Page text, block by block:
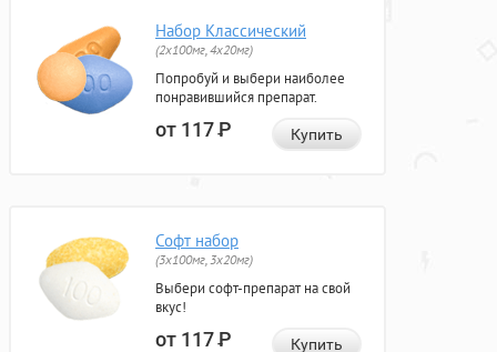
Набор Классический
(2x100мг, 4x20мг)
Попробуй и выбери наиболее
понравившийся препарат.
от 117Р Купить
Софт набор
(3x100мг, 3x20мг)
Выбери софт-препарат на свой
вкус!
от 117Р Купить